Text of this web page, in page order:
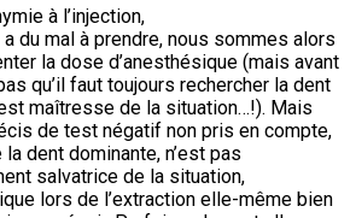
à l’injection,
du mal à prendre, nous sommes alors
la dose d’anesthésique (mais avant
qu’il faut toujours rechercher la dent
maîtresse de la situation…!). Mais
de test négatif non pris en compte,
la dent dominante, n’est pas
salvatrice de la situation,
lors de l’extraction elle-même bien